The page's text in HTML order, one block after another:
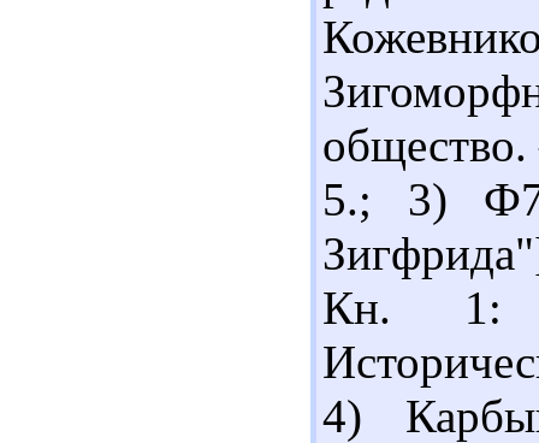
5.; 3)
Кн. 1:
4)